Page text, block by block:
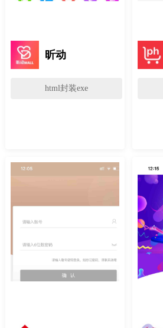
昕动
html封装exe